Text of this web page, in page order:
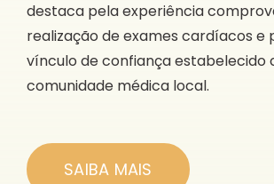
destaca pela experiência
realização de exames cardíacos e
vínculo de confiança estabelecido
comunidade médica local.
SAIBA MAIS